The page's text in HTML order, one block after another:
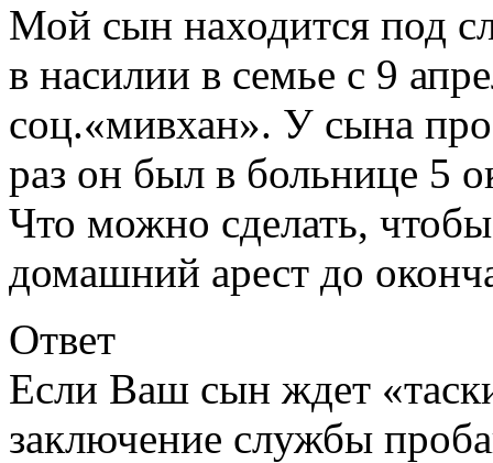
Мой сын находится под
в насилии в семье с 9
соц.«мивхан». У сына
раз он был в больнице 5
Что можно сделать,
домашний арест до
Ответ
Если Ваш сын ждет
заключение службы